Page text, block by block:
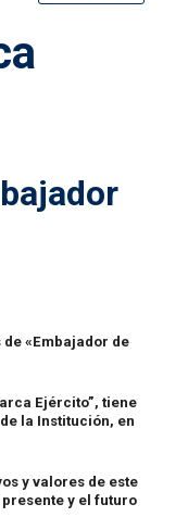
«Embajador de
Ejército”, tiene
la Institución, en
y valores de este
y el futuro